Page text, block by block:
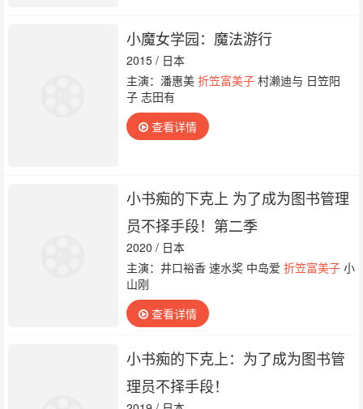
小魔女学园：魔法游行
2015 / 日本
主演：潘惠美 折笠富美子村濑迪与 日笠阳
子 志田有
查看详情
小书痴的下克上 为了成为图书管理
员不择手段！第二季
2020 / 日本
主演：井口裕香 速水奖 中岛爱 折笠富美子小
山刚
查看详情
小书痴的下克上：为了成为图书管
理员不择手段！